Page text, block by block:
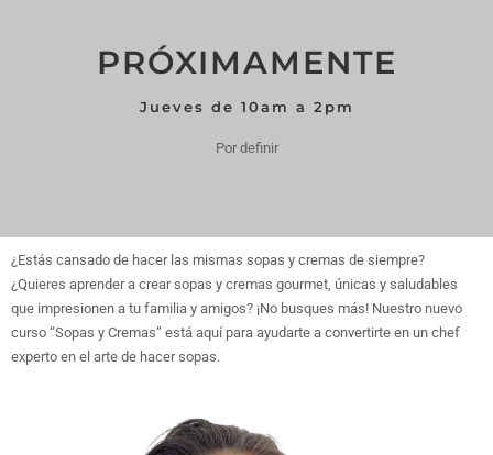
PRÓXIMAMENTE
Jueves de 10am a 2pm
Por definir
¿Estás cansado de hacer las mismas sopas y cremas de siempre?
¿Quieres aprender a crear sopas y cremas gourmet, únicas y saludables
que impresionen a tu familia y amigos? ¡No busques más! Nuestro nuevo
curso “Sopas y Cremas” está aquí para ayudarte a convertirte en un chef
experto en el arte de hacer sopas.